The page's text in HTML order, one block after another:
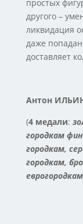
простых
другого –
ликвидация
даже
доставляет
Антон
(4 медали:
городкам
городкам,
городкам,